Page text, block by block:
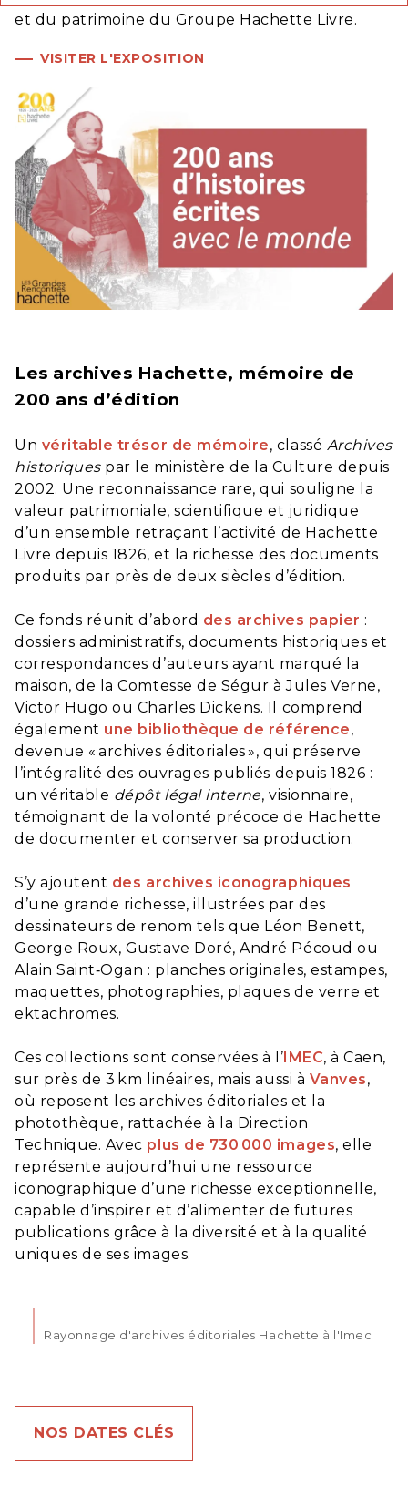
et du patrimoine du Groupe Hachette Livre.
VISITER L'EXPOSITION
Les archives Hachette, mémoire de
200 ans d’édition
Un véritable trésor de mémoire, classé Archives
historiquespar le ministère de la Culture depuis
2002. Une reconnaissance rare, qui souligne la
valeur patrimoniale, scientifique et juridique
d’un ensemble retraçant l’activité de Hachette
Livre depuis 1826, et la richesse des documents
produits par près de deux siècles d’édition.
Ce fonds réunit d’abord des archives papier :
dossiers administratifs, documents historiques et
correspondances d’auteurs ayant marqué la
maison, de la Comtesse de Ségur à Jules Verne,
Victor Hugo ou Charles Dickens. Il comprend
également une bibliothèque de référence,
devenue « archives éditoriales », qui préserve
l’intégralité des ouvrages publiés depuis 1826 :
un véritable dépôt légal interne, visionnaire,
témoignant de la volonté précoce de Hachette
de documenter et conserver sa production.
S’y ajoutent des archives iconographiques
d’une grande richesse, illustrées par des
dessinateurs de renom tels que Léon Benett,
George Roux, Gustave Doré, André Pécoud ou
Alain Saint‑Ogan : planches originales, estampes,
maquettes, photographies, plaques de verre et
ektachromes.
Ces collections sont conservées à l’IMEC, à Caen,
sur près de 3 km linéaires, mais aussi à Vanves,
où reposent les archives éditoriales et la
photothèque, rattachée à la Direction
Technique. Avec plus de 730 000 images, elle
représente aujourd’hui une ressource
iconographique d’une richesse exceptionnelle,
capable d’inspirer et d’alimenter de futures
publications grâce à la diversité et à la qualité
uniques de ses images.
Rayonnage d'archives éditoriales Hachette à l'Imec
NOS DATES CLÉS